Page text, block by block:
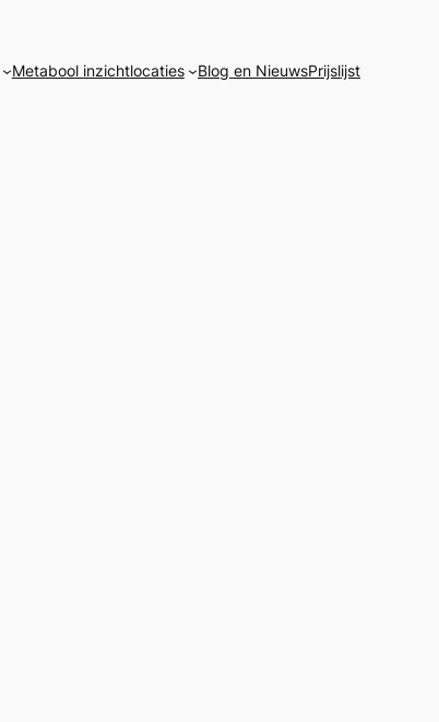
Metabool inzichtlocaties Blog en NieuwsPrijslijst